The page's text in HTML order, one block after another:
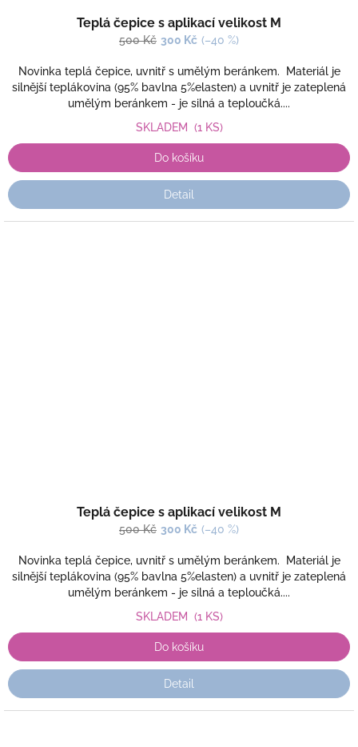
Teplá čepice s aplikací velikost M
500 Kč 300 Kč (–40 %)
Novinka teplá čepice, uvnitř s umělým beránkem. Materiál je
silnější teplákovina (95% bavlna 5%elasten) a uvnitř je zateplená
umělým beránkem - je silná a teploučká....
SKLADEM (1 KS)
Do košíku
Detail
Teplá čepice s aplikací velikost M
500 Kč 300 Kč (–40 %)
Novinka teplá čepice, uvnitř s umělým beránkem. Materiál je
silnější teplákovina (95% bavlna 5%elasten) a uvnitř je zateplená
umělým beránkem - je silná a teploučká....
SKLADEM (1 KS)
Do košíku
Detail